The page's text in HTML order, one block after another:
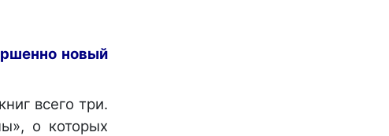
новый
всего три.
о которых